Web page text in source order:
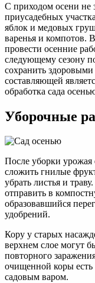
С приходом осени не
приусадебных
яблок и медовых
варенья и компотов.
провести осенние
следующему сезону
сохранить
составляющей
обработка сада
Уборочные
После уборки урожая
сложить гнилые
убрать листья и
отправить в
образовавшийся
удобрений.
Кору у старых
верхнем слое могут
повторного
очищенной коры
садовым варом.